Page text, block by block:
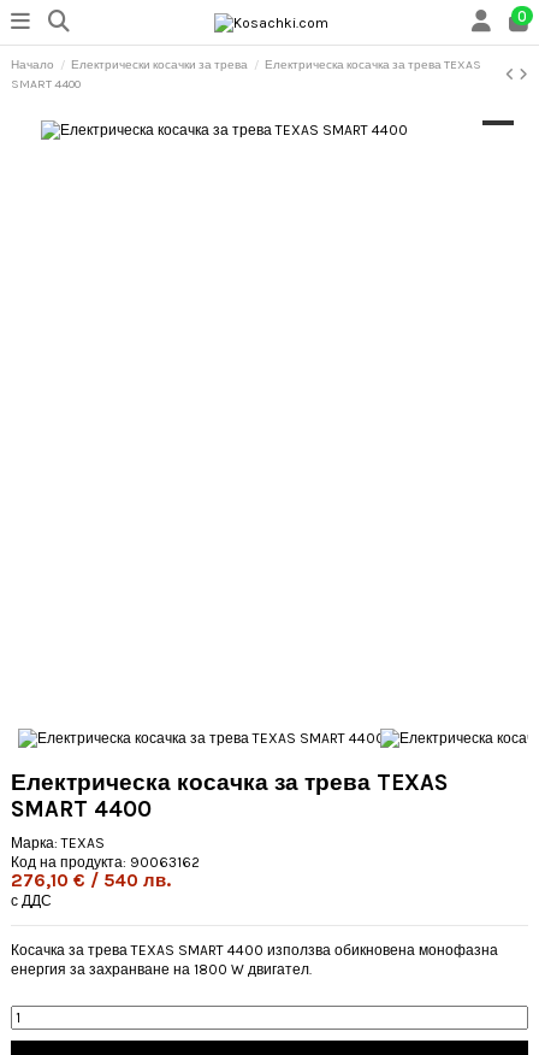
0
Начало Електрически косачки за трева
Електрическа косачка за трева TEXAS
SMART 4400
Електрическа косачка за трева TEXAS
SMART 4400
Марка: TEXAS
Код на продукта: 90063162
276,10 € / 540 лв.
с ДДС
Косачка за трева TEXAS SMART 4400 използва обикновена монофазна
енергия за захранване на 1800 W двигател.